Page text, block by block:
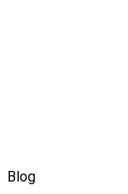
Blog